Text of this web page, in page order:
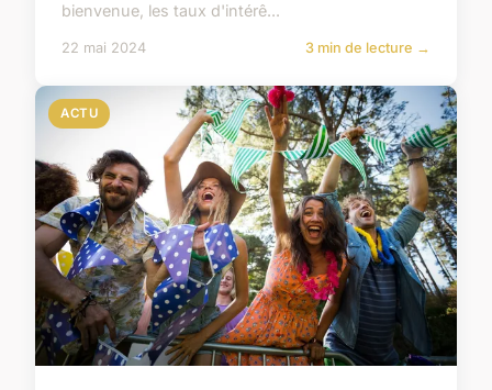
bienvenue, les taux d'intérê...
22 mai 2024 3 min de lecture →
ACTU